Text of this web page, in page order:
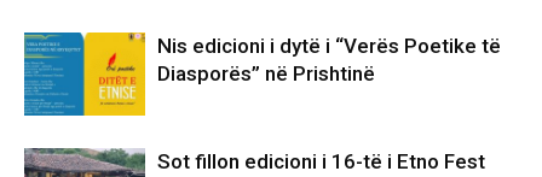
Nis edicioni i dytë i “Verës Poetike të
Diasporës” në Prishtinë
Sot fillon edicioni i 16-të i Etno Fest